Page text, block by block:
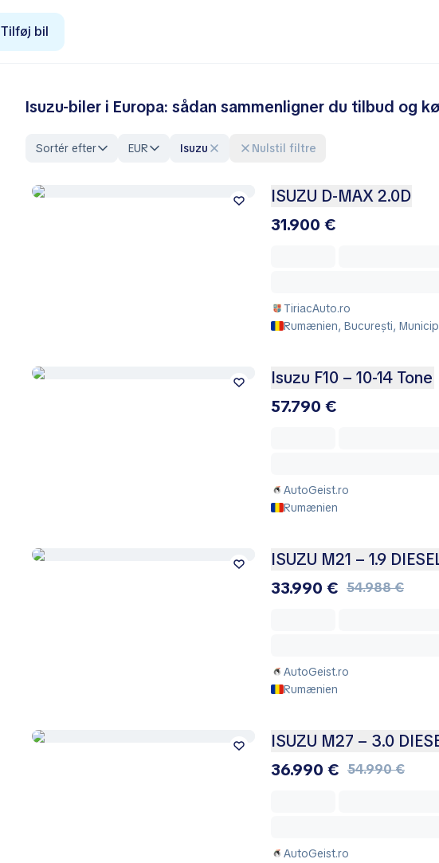
Tilføj bil
Isuzu-biler i Europa: sådan sammenligner du tilbud og
Sortér efter EUR Isuzu Nulstil filtre
ISUZU D-MAX 2.0D
31.900 €
TiriacAuto.ro
Rumænien, București,
Isuzu F10 – 10-14 Tone
57.790 €
AutoGeist.ro
Rumænien
ISUZU M21 – 1.9
33.990 € 54.988 €
AutoGeist.ro
Rumænien
ISUZU M27 – 3.0
36.990 € 54.990 €
AutoGeist.ro